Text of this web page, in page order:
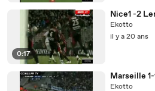
0:17
Nice1 -2
Ekotto
il y a 20 ans
Marseille
Ekotto